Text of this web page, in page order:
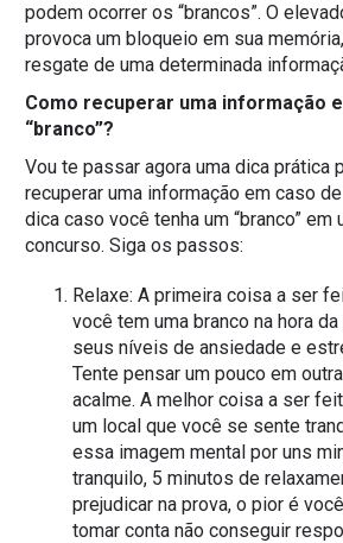
podem ocorrer os “brancos”. O
provoca um bloqueio em sua
resgate de uma determinada
Como recuperar uma informação
“branco”?
Vou te passar agora uma dica prática
recuperar uma informação em caso
dica caso você tenha um “branco” em
concurso. Siga os passos:
Relaxe: A primeira coisa a ser
você tem uma branco na hora
seus níveis de ansiedade e
Tente pensar um pouco em
acalme. A melhor coisa a ser
um local que você se sente
essa imagem mental por uns
tranquilo, 5 minutos de
prejudicar na prova, o pior é
tomar conta não conseguir